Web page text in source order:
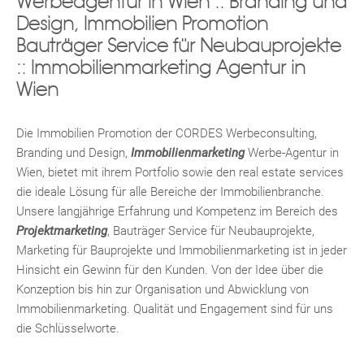
Design, Immobilien Promotion
Bauträger Service für Neubauprojekte
:: Immobilienmarketing Agentur in
Wien
Die Immobilien Promotion der CORDES Werbeconsulting,
Branding und Design, ImmobilienmarketingWerbe-Agentur in
Wien, bietet mit ihrem Portfolio sowie den real estate services
die ideale Lösung für alle Bereiche der Immobilienbranche.
Unsere langjährige Erfahrung und Kompetenz im Bereich des
Projektmarketing, Bauträger Service für Neubauprojekte,
Marketing für Bauprojekte und Immobilienmarketing ist in jeder
Hinsicht ein Gewinn für den Kunden. Von der Idee über die
Konzeption bis hin zur Organisation und Abwicklung von
Immobilienmarketing. Qualität und Engagement sind für uns
die Schlüsselworte.